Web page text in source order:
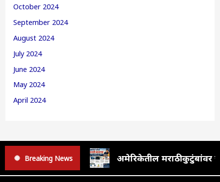
October 2024
September 2024
August 2024
July 2024
June 2024
May 2024
April 2024
Breaking News अमेरिकेतील मराठी कुटुंबांवर